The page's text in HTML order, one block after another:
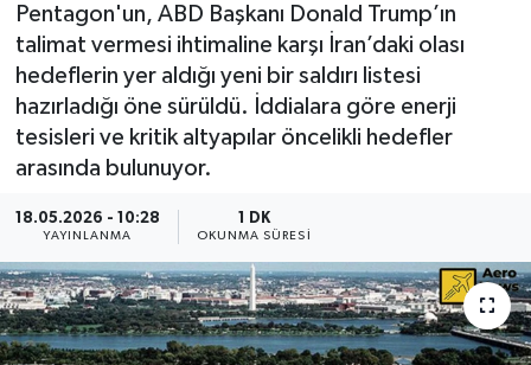
Pentagon'un, ABD Başkanı Donald Trump’ın
talimat vermesi ihtimaline karşı İran’daki olası
hedeflerin yer aldığı yeni bir saldırı listesi
hazırladığı öne sürüldü. İddialara göre enerji
tesisleri ve kritik altyapılar öncelikli hedefler
arasında bulunuyor.
18.05.2026 - 10:28
YAYINLANMA
1 DK
OKUNMA SÜRESI